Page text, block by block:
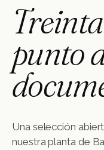
punto
Una selección
nuestra planta de